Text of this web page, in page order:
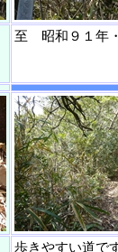
至 昭和９１年
歩きやすい道で